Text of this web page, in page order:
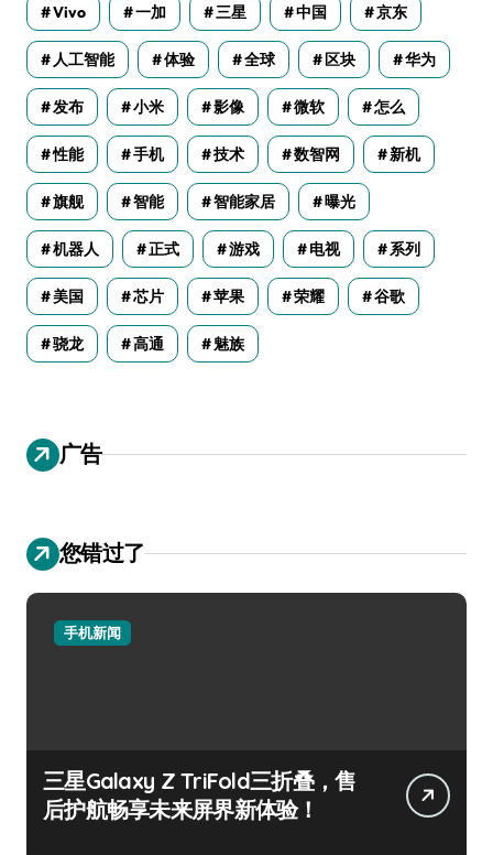
Vivo 一加 三星 中国 京东
人工智能 体验 全球 区块 华为
发布 小米 影像 微软 怎么
性能 手机 技术 数智网 新机
旗舰 智能 智能家居 曝光
机器人 正式 游戏 电视 系列
美国 芯片 苹果 荣耀 谷歌
骁龙 高通 魅族
广告
您错过了
手机新闻
三星Galaxy Z TriFold三折叠，售
后护航畅享未来屏界新体验！